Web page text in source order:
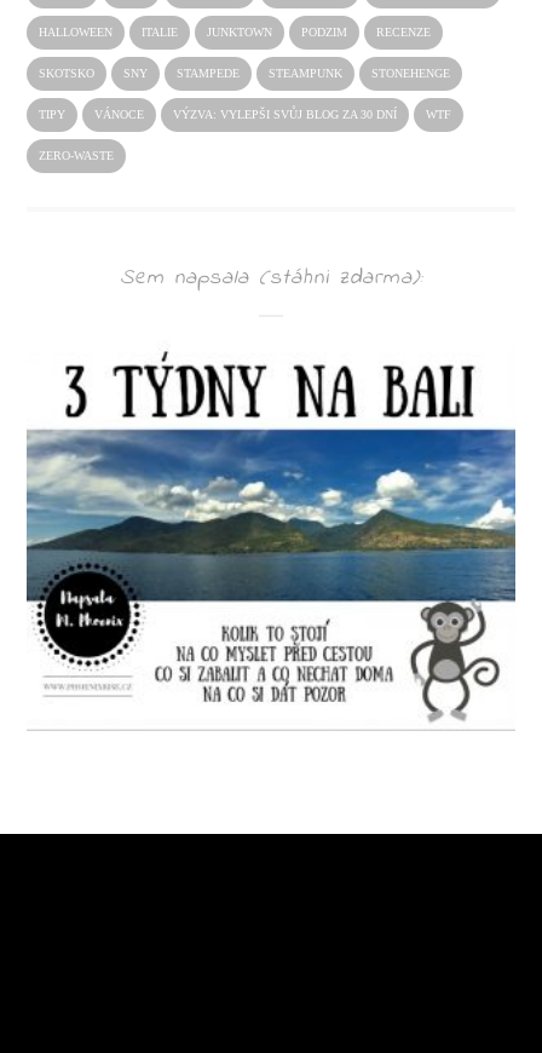
HALLOWEEN ITALIE JUNKTOWN PODZIM RECENZE
SKOTSKO SNY STAMPEDE STEAMPUNK STONEHENGE
TIPY VÁNOCE VÝZVA: VYLEPŠI SVŮJ BLOG ZA 30 DNÍ WTF
ZERO-WASTE
Sem napsala (stáhni zdarma):